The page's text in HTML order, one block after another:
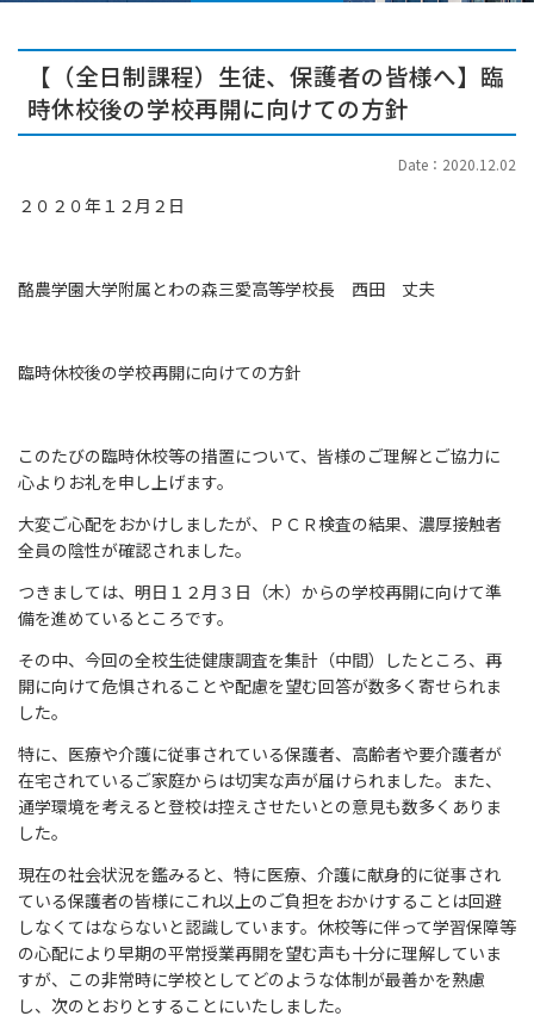
【（全日制課程）生徒、保護者の皆様へ】臨
時休校後の学校再開に向けての方針
Date：2020.12.02
２０２０年１２月２日
酪農学園大学附属とわの森三愛高等学校長 西田 丈夫
臨時休校後の学校再開に向けての方針
このたびの臨時休校等の措置について、皆様のご理解とご協力に
心よりお礼を申し上げます。
大変ご心配をおかけしましたが、ＰＣＲ検査の結果、濃厚接触者
全員の陰性が確認されました。
つきましては、明日１２月３日（木）からの学校再開に向けて準
備を進めているところです。
その中、今回の全校生徒健康調査を集計（中間）したところ、再
開に向けて危惧されることや配慮を望む回答が数多く寄せられま
した。
特に、医療や介護に従事されている保護者、高齢者や要介護者が
在宅されているご家庭からは切実な声が届けられました。また、
通学環境を考えると登校は控えさせたいとの意見も数多くありま
した。
現在の社会状況を鑑みると、特に医療、介護に献身的に従事され
ている保護者の皆様にこれ以上のご負担をおかけすることは回避
しなくてはならないと認識しています。休校等に伴って学習保障等
の心配により早期の平常授業再開を望む声も十分に理解していま
すが、この非常時に学校としてどのような体制が最善かを熟慮
し、次のとおりとすることにいたしました。